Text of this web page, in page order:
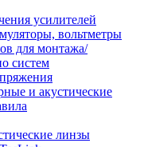
усилителей
вольтметры
для монтажа/
систем
и акустические
линзы